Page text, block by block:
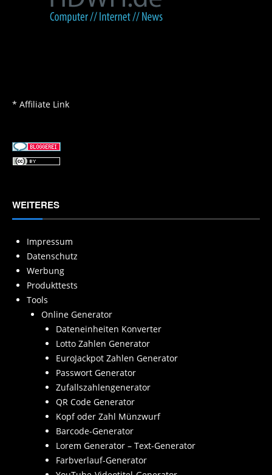
* Affiliate Link
WEITERES
Impressum
Datenschutz
Werbung
Produkttests
Tools
Online Generator
Dateneinheiten Konverter
Lotto Zahlen Generator
EuroJackpot Zahlen Generator
Passwort Generator
Zufallszahlengenerator
QR Code Generator
Kopf oder Zahl Münzwurf
Barcode-Generator
Lorem Generator – Text-Generator
Farbverlauf-Generator